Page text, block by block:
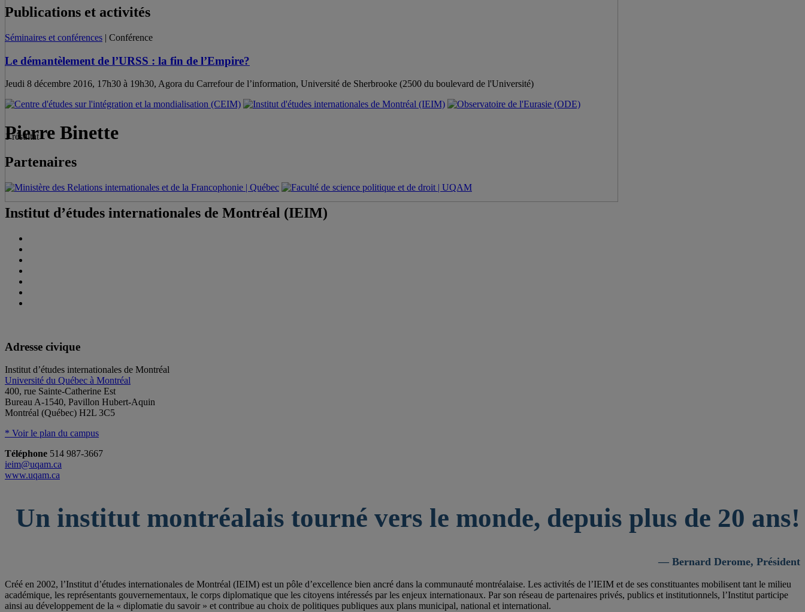
Pierre Binette
Publications et activités
Séminaires et conférences | Conférence
Le démantèlement de l’URSS : la fin de l’Empire?
Jeudi 8 décembre 2016, 17h30 à 19h30, Agora du Carrefour de l’information, Université de Sherbrooke (2500 du boulevard de l'Université)
1 résultat
Partenaires
Institut d’études internationales de Montréal (IEIM)
Adresse civique
Institut d’études internationales de Montréal
Université du Québec à Montréal
400, rue Sainte-Catherine Est
Bureau A-1540, Pavillon Hubert-Aquin
Montréal (Québec) H2L 3C5
* Voir le plan du campus
Téléphone 514 987-3667
ieim@uqam.ca
www.uqam.ca
Un institut montréalais tourné vers le monde, depuis plus de 20 ans!
— Bernard Derome, Président
Créé en 2002, l’Institut d’études internationales de Montréal (IEIM) est un pôle d’excellence bien ancré dans la communauté montréalaise. Les activités de l’IEIM et de ses constituantes mobilisent tant le milieu
académique, les représentants gouvernementaux, le corps diplomatique que les citoyens intéressés par les enjeux internationaux. Par son réseau de partenaires privés, publics et institutionnels, l’Institut participe
ainsi au développement de la « diplomatie du savoir » et contribue au choix de politiques publiques aux plans municipal, national et international.